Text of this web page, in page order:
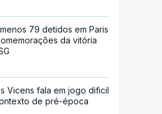
79 detidos em Paris
da vitória
Vicens fala em jogo dificil
de pré-época